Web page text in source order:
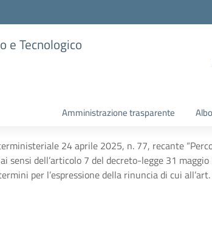
e Tecnologico
Amministrazione trasparente
24 aprile 2025, n. 77, recante
dell’articolo 7 del decreto-legge 31
per l’espressione della rinuncia di cui